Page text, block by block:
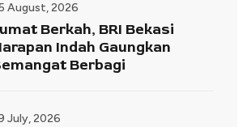
August, 2026
Berkah, BRI Bekasi
Indah Gaungkan
Berbagi
July, 2026